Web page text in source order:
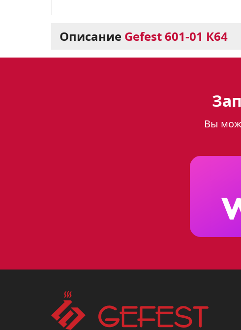
Описание Gefest 601-01 К64
помощник на вашей
Духовой шкаф Gefest 601-01 К64
элегантности. Благодаря
смотреться гармонично в любой
Ключевые особенности
Духовой шкаф Gefest 601-01 К64
найдете жаровню, противень и
можно поместить сразу несколько
Преимущества выбора
Вы